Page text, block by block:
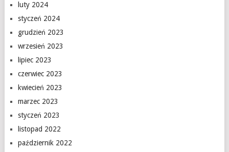
luty 2024
styczeń 2024
grudzień 2023
wrzesień 2023
lipiec 2023
czerwiec 2023
kwiecień 2023
marzec 2023
styczeń 2023
listopad 2022
październik 2022